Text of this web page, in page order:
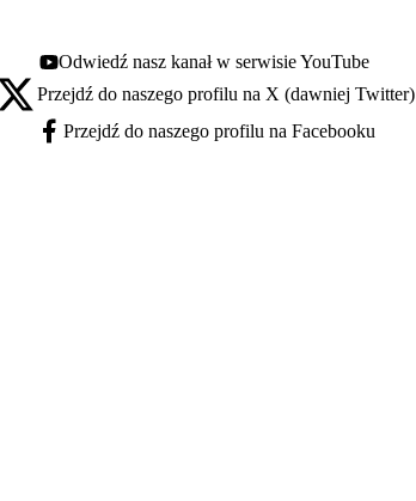
Youtube - otwiera się w nowej karcie
Odwiedź nasz kanał w serwisie YouTube
X - otwiera się w nowej karcie
Przejdź do naszego profilu na X (dawniej Twitter)
Facebook - otwiera się w nowej karcie
Przejdź do naszego profilu na Facebooku